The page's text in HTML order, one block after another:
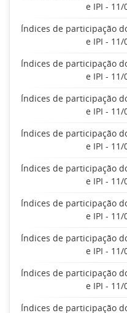
e IPI -
Índices de participação
e IPI -
Índices de participação
e IPI -
Índices de participação
e IPI -
Índices de participação
e IPI -
Índices de participação
e IPI -
Índices de participação
e IPI -
Índices de participação
e IPI -
Índices de participação
e IPI -
Índices de participação